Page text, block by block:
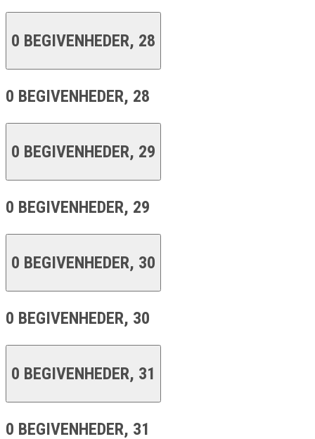
0 BEGIVENHEDER, 28
0 BEGIVENHEDER, 28
0 BEGIVENHEDER, 29
0 BEGIVENHEDER, 29
0 BEGIVENHEDER, 30
0 BEGIVENHEDER, 30
0 BEGIVENHEDER, 31
0 BEGIVENHEDER, 31